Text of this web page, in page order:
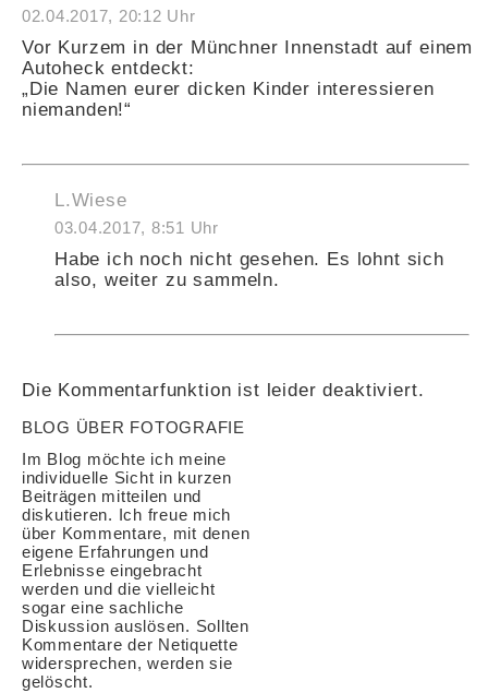
02.04.2017, 20:12 Uhr
Vor Kurzem in der Münchner Innenstadt auf einem
Autoheck entdeckt:
„Die Namen eurer dicken Kinder interessieren
niemanden!“
L.Wiese
03.04.2017, 8:51 Uhr
Habe ich noch nicht gesehen. Es lohnt sich
also, weiter zu sammeln.
Die Kommentarfunktion ist leider deaktiviert.
BLOG ÜBER FOTOGRAFIE
Im Blog möchte ich meine
individuelle Sicht in kurzen
Beiträgen mitteilen und
diskutieren. Ich freue mich
über Kommentare, mit denen
eigene Erfahrungen und
Erlebnisse eingebracht
werden und die vielleicht
sogar eine sachliche
Diskussion auslösen. Sollten
Kommentare der Netiquette
widersprechen, werden sie
gelöscht.